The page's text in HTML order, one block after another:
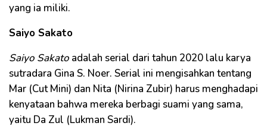
yang ia miliki.
Saiyo Sakato
Saiyo Sakato adalah serial dari tahun 2020 lalu karya
sutradara Gina S. Noer. Serial ini mengisahkan tentang
Mar (Cut Mini) dan Nita (Nirina Zubir) harus menghadapi
kenyataan bahwa mereka berbagi suami yang sama,
yaitu Da Zul (Lukman Sardi).